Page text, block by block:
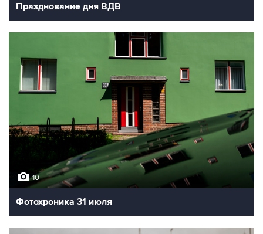
Празднование дня ВДВ
10
Фотохроника 31 июля